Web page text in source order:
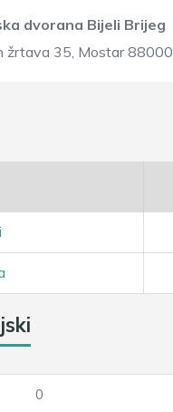
dvorana Bijeli Brijeg
žrtava 35, Mostar 88000
0